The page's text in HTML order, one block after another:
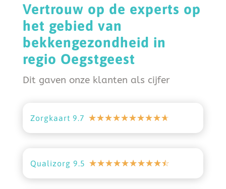
Vertrouw op de experts op
het gebied van
bekkengezondheid in
regio Oegstgeest
Dit gaven onze klanten als cijfer
Zorgkaart 9.7 ☆☆☆☆☆☆☆☆☆☆
Qualizorg 9.5 ☆☆☆☆☆☆☆☆☆☆